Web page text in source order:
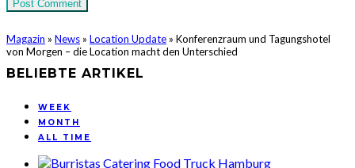
Magazin » News » Location Update » Konferenzraum und Tagungshotel
von Morgen – die Location macht den Unterschied
BELIEBTE ARTIKEL
WEEK
MONTH
ALL TIME